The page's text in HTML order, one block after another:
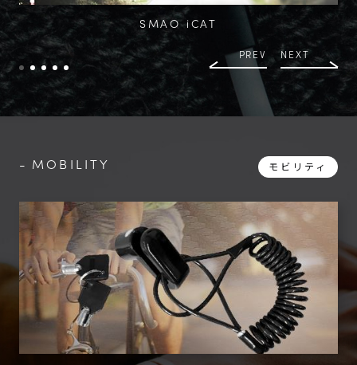
SMAO iCAT
PREV NEXT
MOBILITY モビリティ